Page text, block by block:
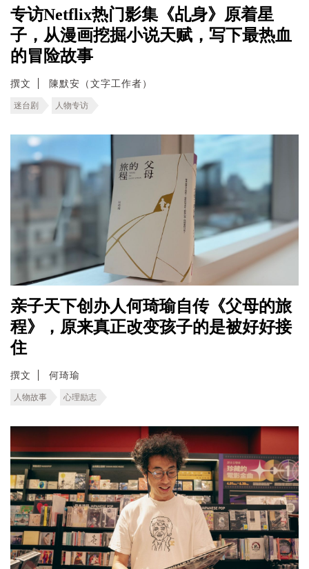
专访Netflix热门影集《乩身》原着星
子，从漫画挖掘小说天赋，写下最热血
的冒险故事
撰文 陳默安（文字工作者）
迷台剧 人物专访
亲子天下创办人何琦瑜自传《父母的旅
程》，原来真正改变孩子的是被好好接
住
撰文 何琦瑜
人物故事 心理励志